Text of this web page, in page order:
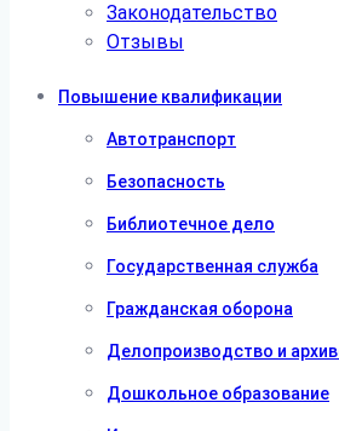
Законодательство
Отзывы
Повышение квалификации
Автотранспорт
Безопасность
Библиотечное дело
Государственная служба
Гражданская оборона
Делопроизводство и
Дошкольное образование